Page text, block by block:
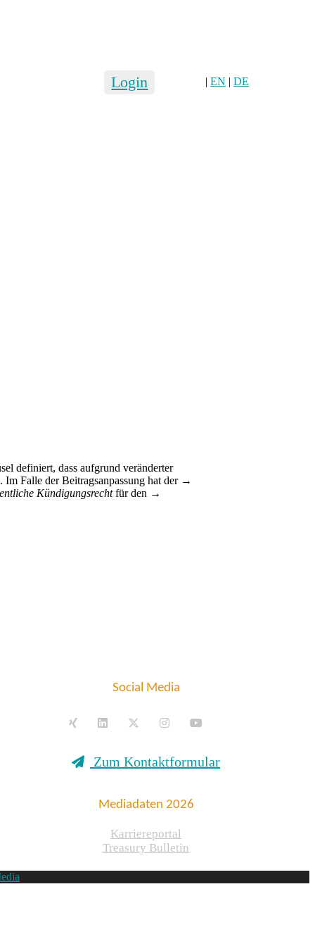
| EN | DE
Login
definiert, dass aufgrund veränderter
Im Falle der Beitragsanpassung hat der →
Kündigungsrechtfür den →
Social Media
Zum Kontaktformular
Mediadaten 2026
Karriereportal
Treasury Bulletin